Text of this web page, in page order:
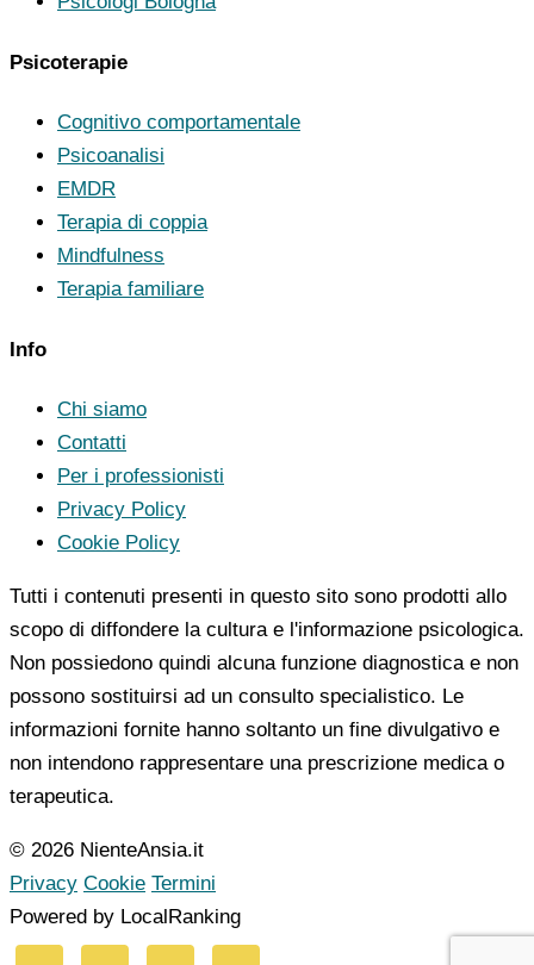
Psicoterapie
Cognitivo comportamentale
Psicoanalisi
EMDR
Terapia di coppia
Mindfulness
Terapia familiare
Info
Chi siamo
Contatti
Per i professionisti
Privacy Policy
Cookie Policy
Tutti i contenuti presenti in questo sito sono prodotti allo
scopo di diffondere la cultura e l'informazione psicologica.
Non possiedono quindi alcuna funzione diagnostica e non
possono sostituirsi ad un consulto specialistico. Le
informazioni fornite hanno soltanto un fine divulgativo e
non intendono rappresentare una prescrizione medica o
terapeutica.
© 2026 NienteAnsia.it
Privacy Cookie Termini
Powered by LocalRanking